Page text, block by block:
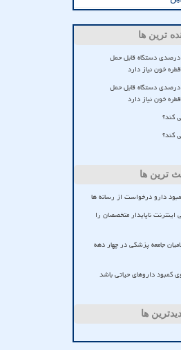
ترین ها
تشخیص سرطان با دقت ۹۵ درصدی دستگاه قابل حمل
خون نیاز دارد
تشخیص سرطان با دقت 95 درصدی دستگاه قابل حمل
خون نیاز دارد
کند؟
کند؟
ترین ها
دارو درخواست از رسانه ها
ناپایدار متخصصان را
جامعه پزشکی در چهار دهه
کمبود داروهای حیاتی باشد
ها